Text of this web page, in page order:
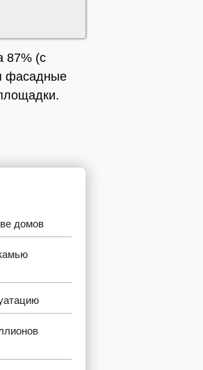
87% (с
фасадные
домов